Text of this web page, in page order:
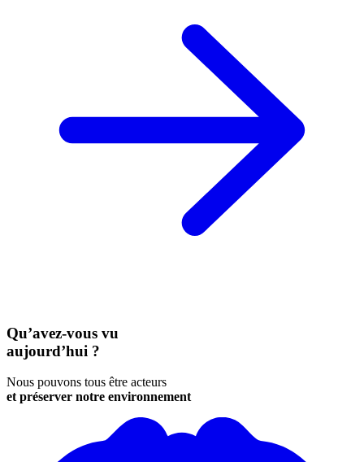
Qu’avez-vous vu
aujourd’hui ?
Nous pouvons tous être acteurs
et préserver notre environnement